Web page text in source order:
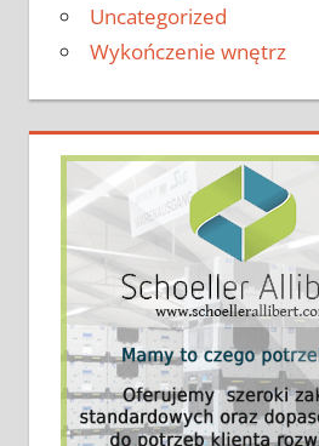
Uncategorized
Wykończenie wnętrz